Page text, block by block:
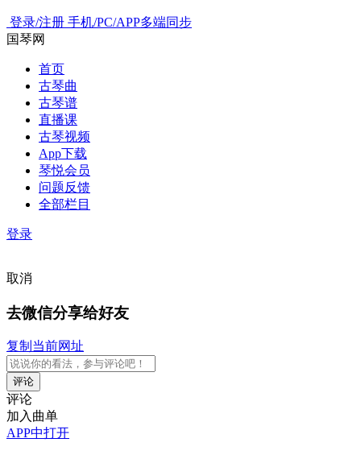
登录/注册 手机/PC/APP多端同步
国琴网
首页
古琴曲
古琴谱
直播课
古琴视频
App下载
琴悦会员
问题反馈
全部栏目
登录
取消
去微信分享给好友
复制当前网址
评论
评论
加入曲单
APP中打开